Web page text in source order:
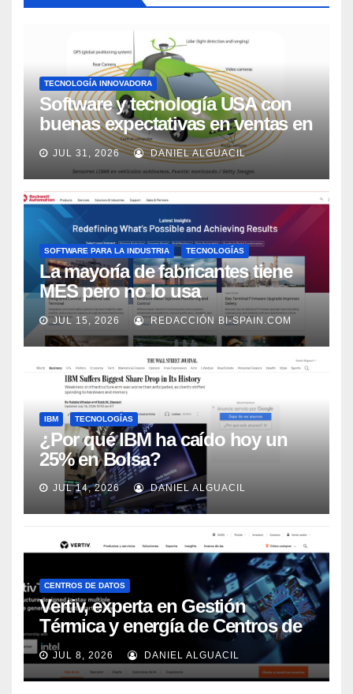
TECNOLOGÍA INNOVADORA
Software y tecnología USA con
buenas expectativas en ventas en
los próximos 2 años, según
Market Watch
JUL 31, 2026 DANIEL ALGUACIL
SOFTWARE PARA LA INDUSTRIA TECNOLOGÍAS
La mayoría de fabricantes tiene
MES pero no lo usa
adecuadamente, según Rockwell
Automation
JUL 15, 2026 REDACCIÓN BI-SPAIN.COM
IBM TECNOLOGÍAS
¿Por qué IBM ha caído hoy un
25% en Bolsa?
JUL 14, 2026 DANIEL ALGUACIL
CENTROS DE DATOS
Vertiv, experta en Gestión
Térmica y energía de Centros de
Datos, sigue su crecimiento
imparable
JUL 8, 2026 DANIEL ALGUACIL